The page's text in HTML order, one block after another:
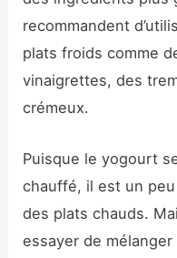
recommandent
plats froids comme
vinaigrettes, des
crémeux.
Puisque le yogourt
chauffé, il est un
des plats chauds.
essayer de